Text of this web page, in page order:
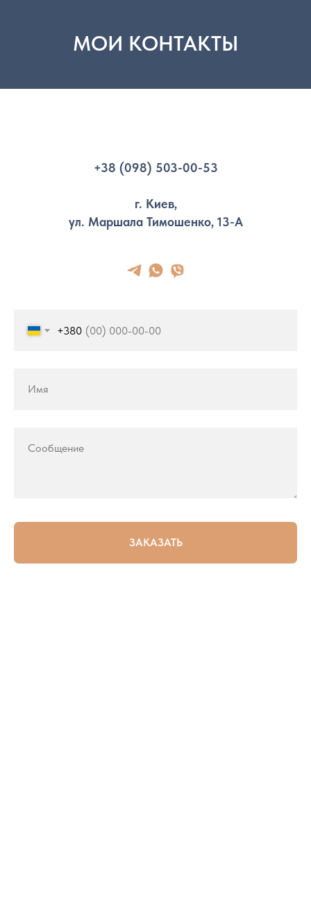
МОИ КОНТАКТЫ
+38 (098) 503-00-53
г. Киев,
ул. Маршала Тимошенко, 13-А
+380
Имя
Сообщение
ЗАКАЗАТЬ